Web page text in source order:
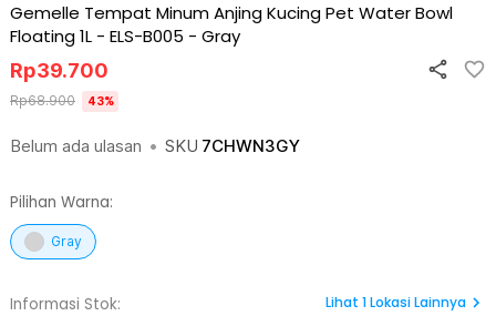
Gemelle Tempat Minum Anjing Kucing Pet Water Bowl
Floating 1L - ELS-B005 - Gray
Belum ada ulasan • SKU 7CHWN3GY
Rp39.700
Rp68.900 43%
Pilihan Warna:
Gray
Informasi Stok:
Lihat 1Lokasi Lainnya